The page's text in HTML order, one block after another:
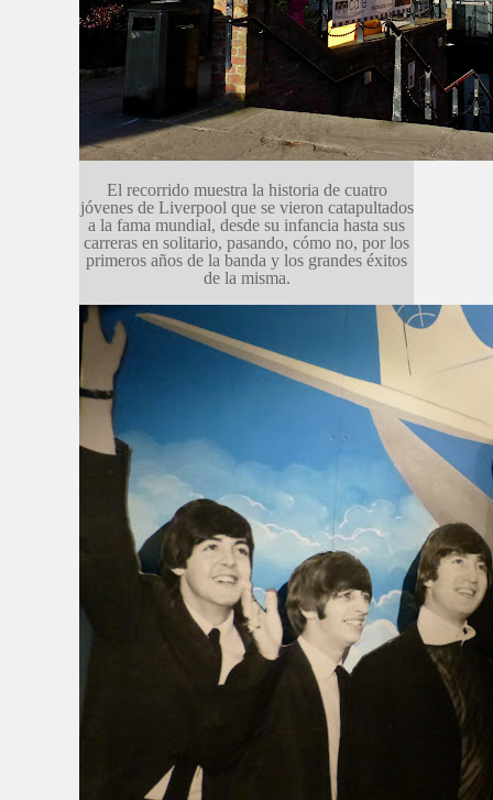
El recorrido muestra la historia de cuatro
jóvenes de Liverpool que se vieron catapultados
a la fama mundial, desde su infancia hasta sus
carreras en solitario, pasando, cómo no, por los
primeros años de la banda y los grandes éxitos
de la misma.